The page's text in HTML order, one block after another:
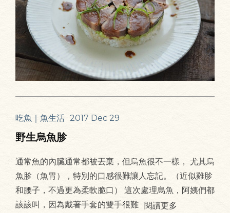
吃魚｜魚生活 2017 Dec 29
野生烏魚胗
通常魚的內臟通常都被丟棄，但烏魚很不一樣， 尤其烏
魚胗（魚胃），特別的口感很難讓人忘記。（近似雞胗
和腰子，不過更為柔軟脆口） 這次處理烏魚，阿姨們都
該該叫，因為戴著手套的雙手很難 閱讀更多